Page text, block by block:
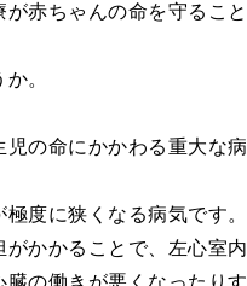
赤ちゃんの命を守ること
。
の命にかかわる重大な病
度に狭くなる病気です。
かかることで、左心室内